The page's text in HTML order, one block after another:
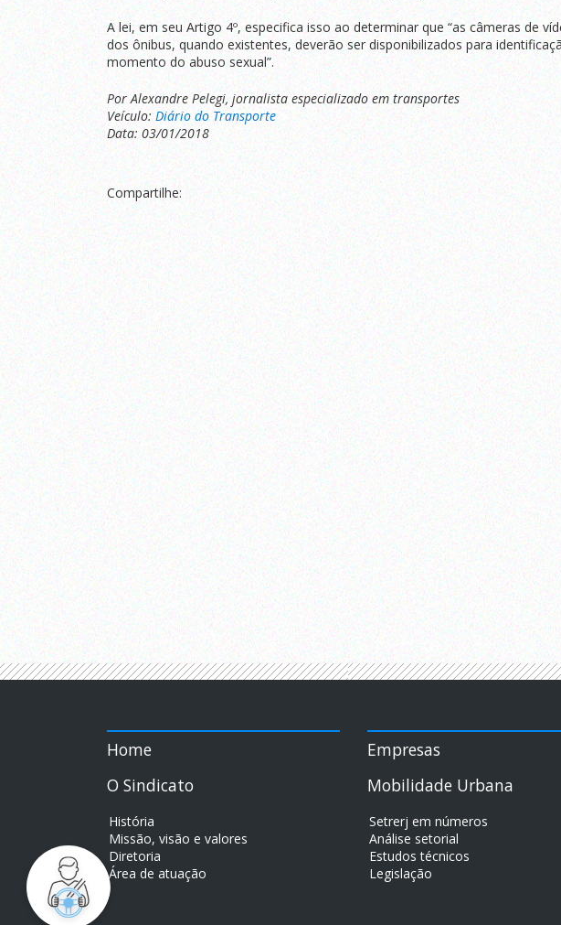
A lei, em seu Artigo 4º, especifica isso ao determinar que “as câmeras de
dos ônibus, quando existentes, deverão ser disponibilizados para
momento do abuso sexual”.
Por Alexandre Pelegi, jornalista especializado em transportes
Veículo: Diário do Transporte
Data: 03/01/2018
Compartilhe:
Home
O Sindicato
História
Missão, visão e valores
Diretoria
Área de atuação
Empresas
Mobilidade Urbana
Setrerj em números
Análise setorial
Estudos técnicos
Legislação